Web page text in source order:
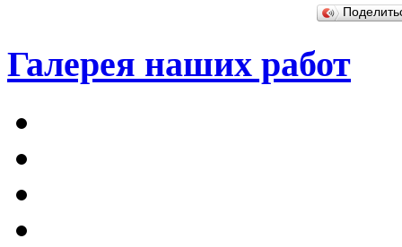
Галерея наших работ